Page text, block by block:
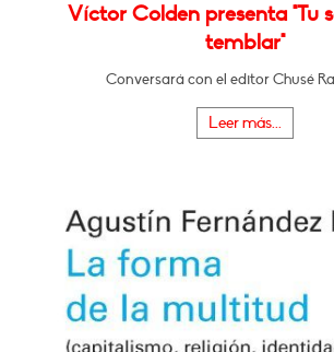
Víctor Colden presenta "Tu
temblar"
Conversará con el editor Chusé
Leer más...